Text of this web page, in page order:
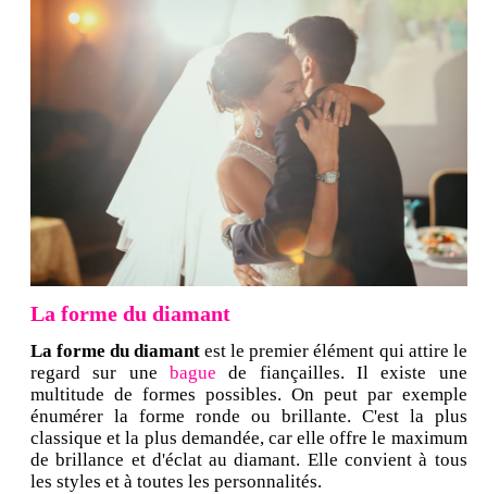
La forme du diamant
La forme du diamant est le premier élément qui attire le
regard sur une bague de fiançailles. Il existe une
multitude de formes possibles. On peut par exemple
énumérer la forme ronde ou brillante. C'est la plus
classique et la plus demandée, car elle offre le maximum
de brillance et d'éclat au diamant. Elle convient à tous
les styles et à toutes les personnalités.